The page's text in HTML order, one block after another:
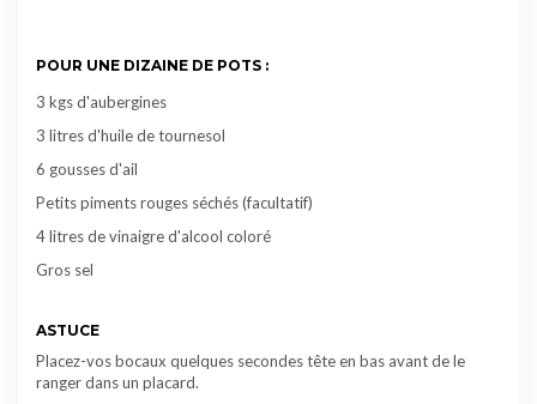
POUR UNE DIZAINE DE POTS :
3 kgs d'aubergines
3 litres d'huile de tournesol
6 gousses d'ail
Petits piments rouges séchés (facultatif)
4 litres de vinaigre d'alcool coloré
Gros sel
ASTUCE
Placez-vos bocaux quelques secondes tête en bas avant de le
ranger dans un placard.